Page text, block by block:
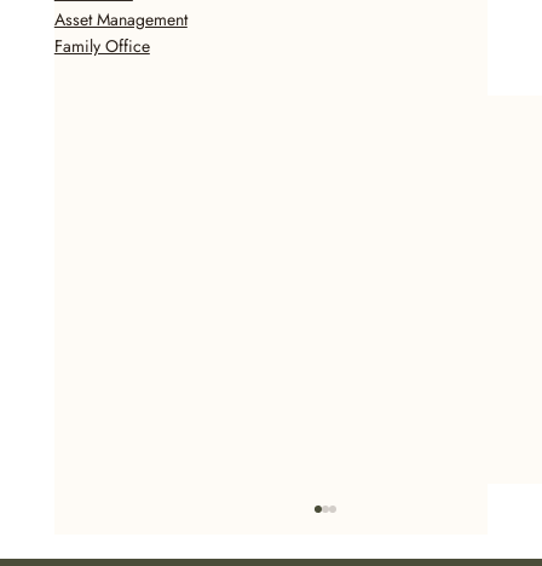
Asset Management
Family Office